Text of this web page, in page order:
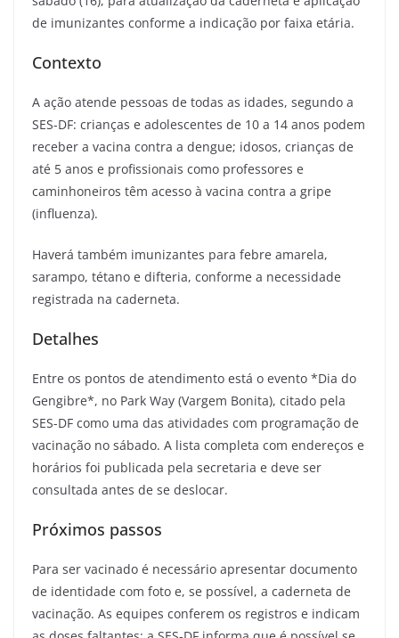
de imunizantes conforme a indicação por faixa etária.
Contexto
A ação atende pessoas de todas as idades, segundo a
SES-DF: crianças e adolescentes de 10 a 14 anos podem
receber a vacina contra a dengue; idosos, crianças de
até 5 anos e profissionais como professores e
caminhoneiros têm acesso à vacina contra a gripe
(influenza).
Haverá também imunizantes para febre amarela,
sarampo, tétano e difteria, conforme a necessidade
registrada na caderneta.
Detalhes
Entre os pontos de atendimento está o evento *Dia do
Gengibre*, no Park Way (Vargem Bonita), citado pela
SES-DF como uma das atividades com programação de
vacinação no sábado. A lista completa com endereços e
horários foi publicada pela secretaria e deve ser
consultada antes de se deslocar.
Próximos passos
Para ser vacinado é necessário apresentar documento
de identidade com foto e, se possível, a caderneta de
vacinação. As equipes conferem os registros e indicam